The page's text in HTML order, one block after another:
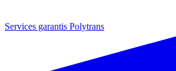
Services garantis Polytrans